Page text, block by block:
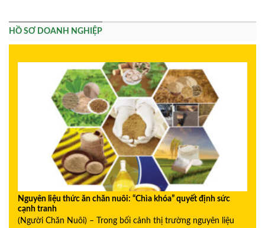
HỒ SƠ DOANH NGHIỆP
Nguyên liệu thức ăn chăn nuôi: “Chìa khóa” quyết định sức
cạnh tranh
(Người Chăn Nuôi) – Trong bối cảnh thị trường nguyên liệu